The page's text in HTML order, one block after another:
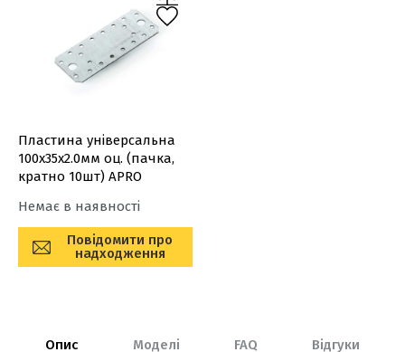
Пластина універсальна
100х35х2.0мм оц. (пачка,
кратно 10шт) APRO
Немає в наявності
Повідомити про
надходження
Опис Моделі FAQ Відгуки